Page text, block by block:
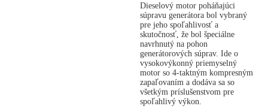
Dieselový motor poháňajúci
súpravu generátora bol vybraný
pre jeho spoľahlivosť a
skutočnosť, že bol špeciálne
navrhnutý na pohon
generátorových súprav. Ide o
vysokovýkonný priemyselný
motor so 4-taktným kompresným
zapaľovaním a dodáva sa so
všetkým príslušenstvom pre
spoľahlivý výkon.